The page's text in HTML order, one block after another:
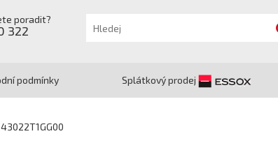
poradit?
322
podmínky Splátkový prodej